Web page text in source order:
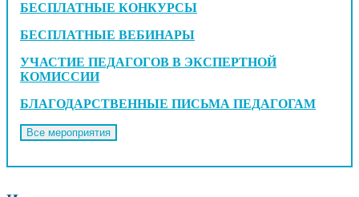
БЕСПЛАТНЫЕ КОНКУРСЫ
БЕСПЛАТНЫЕ ВЕБИНАРЫ
УЧАСТИЕ ПЕДАГОГОВ В ЭКСПЕРТНОЙ
КОМИССИИ
БЛАГОДАРСТВЕННЫЕ ПИСЬМА ПЕДАГОГАМ